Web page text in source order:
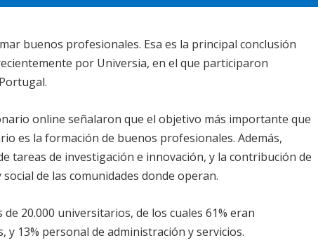
buenos profesionales. Esa es la principal conclusión
por Universia, en el que participaron
online señalaron que el objetivo más importante que
es la formación de buenos profesionales. Además,
tareas de investigación e innovación, y la contribución de
de las comunidades donde operan.
20.000 universitarios, de los cuales 61% eran
13% personal de administración y servicios.